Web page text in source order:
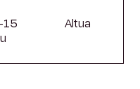
Altua